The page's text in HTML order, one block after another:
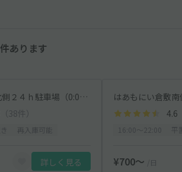
件あります
はあもにい倉敷北側２４ｈ駐車場（0:00～24：00）
（38件）
詳しく見る
はあもにい倉敷
4.6
¥700〜 /日